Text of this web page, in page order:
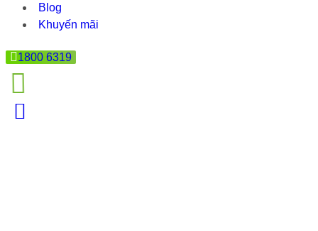
Blog
Khuyến mãi
1800 6319